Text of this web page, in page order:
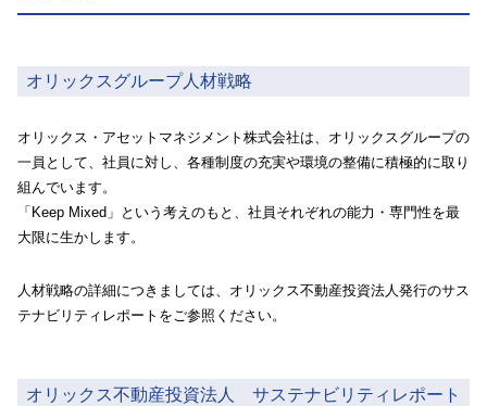
オリックスグループ人材戦略
オリックス・アセットマネジメント株式会社は、オリックスグループの
一員として、社員に対し、各種制度の充実や環境の整備に積極的に取り
組んでいます。
「Keep Mixed」という考えのもと、社員それぞれの能力・専門性を最
大限に生かします。
人材戦略の詳細につきましては、オリックス不動産投資法人発行のサス
テナビリティレポートをご参照ください。
オリックス不動産投資法人 サステナビリティレポート